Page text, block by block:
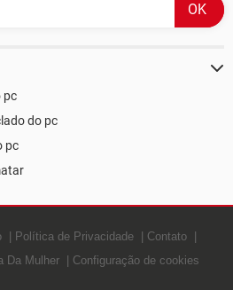
pc
do pc
pc
Política de Privacidade
Contato
Da Mulher Configuração de cookies